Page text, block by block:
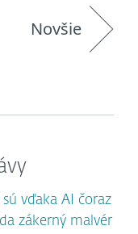
Novšie
vďaka AI čoraz
zákerný malvér